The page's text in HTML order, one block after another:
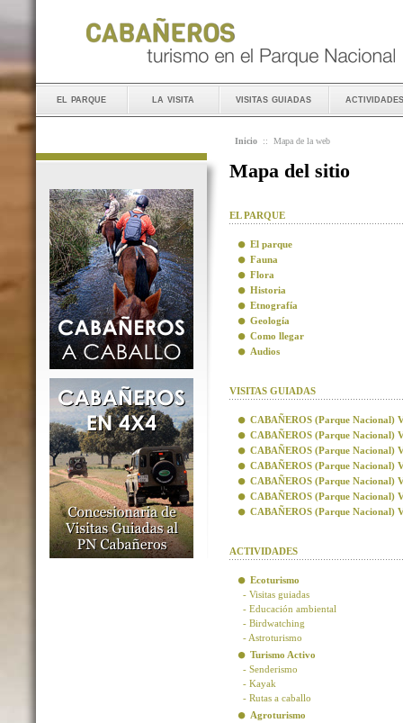
el parque la visita visitas guiadas actividades
Inicio :: Mapa de la web
Mapa del sitio
EL PARQUE
El parque
Fauna
Flora
Historia
Etnografía
Geología
Como llegar
Audios
VISITAS GUIADAS
CABAÑEROS (Parque Nacional)
CABAÑEROS (Parque Nacional)
CABAÑEROS (Parque Nacional)
CABAÑEROS (Parque Nacional)
CABAÑEROS (Parque Nacional)
CABAÑEROS (Parque Nacional)
CABAÑEROS (Parque Nacional)
ACTIVIDADES
Ecoturismo
- Visitas guiadas
- Educación ambiental
- Birdwatching
- Astroturismo
Turismo Activo
- Senderismo
- Kayak
- Rutas a caballo
Agroturismo